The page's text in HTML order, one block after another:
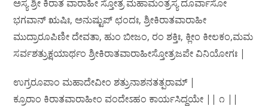
ಅಸ್ಯ ಶ್ರೀ ಕಿರಾತ ವಾರಾಹೀ ಸ್ತೋತ್ರ ಮಹಾಮಂತ್ರಸ್ಯ ದೂರ್ವಾಸೋ
ಭಗವಾನ್ ಋಷಿಃ, ಅನುಷ್ಟುಪ್ ಛಂದಃ, ಶ್ರೀಕಿರಾತವಾರಾಹೀ
ಮುದ್ರಾರೂಪಿಣೀ ದೇವತಾ, ಹುಂ ಬೀಜಂ, ರಂ ಶಕ್ತಿಃ, ಕ್ಲೀಂ ಕೀಲಕಂ,ಮಮ
ಸರ್ವಶತ್ರುಕ್ಷಯಾರ್ಥಂ ಶ್ರೀಕಿರಾತವಾರಾಹೀಸ್ತೋತ್ರಜಪೇ ವಿನಿಯೋಗಃ |
ಉಗ್ರರೂಪಾಂ ಮಹಾದೇವೀಂ ಶತ್ರುನಾಶನತತ್ಪರಾಮ್ |
ಕ್ರೂರಾಂ ಕಿರಾತವಾರಾಹೀಂ ವಂದೇಽಹಂ ಕಾರ್ಯಸಿದ್ಧಯೇ || ೧ ||